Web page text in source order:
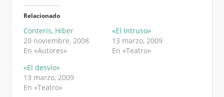
Relacionado
Conteris, Hiber
20 noviembre, 2008
En «Autores»
«El Intruso»
13 marzo, 2009
En «Teatro»
«El desvío»
13 marzo, 2009
En «Teatro»